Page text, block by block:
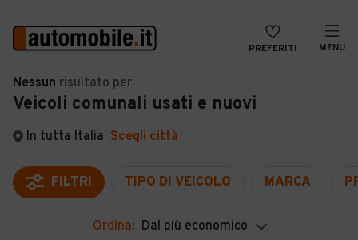
PREFERITI MENU
Auto
Auto usate
Auto Km 0
Auto Nuove
Noleggio a lungo termine
VENDI
MAGAZINE
ACCEDI
Nessun risultato per
Veicoli comunali usati e nuovi
In tutta Italia Scegli città
FILTRI TIPO DI VEICOLO MARCA
Ordina: Dal più economico